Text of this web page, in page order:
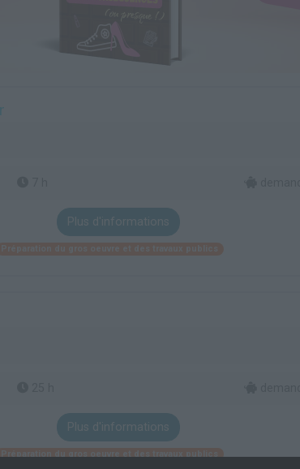
Plus d'informations
Plus d'informations